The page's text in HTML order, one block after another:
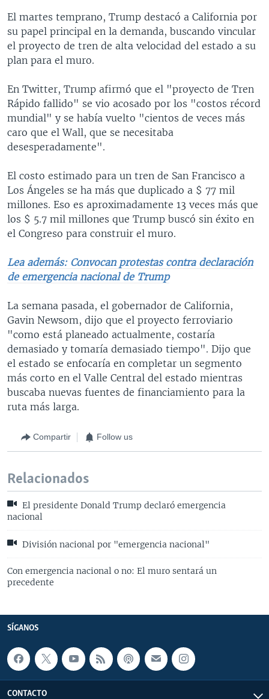
El martes temprano, Trump destacó a California por
su papel principal en la demanda, buscando vincular
el proyecto de tren de alta velocidad del estado a su
plan para el muro.
En Twitter, Trump afirmó que el "proyecto de Tren
Rápido fallido" se vio acosado por los "costos récord
mundial" y se había vuelto "cientos de veces más
caro que el Wall, que se necesitaba
desesperadamente".
El costo estimado para un tren de San Francisco a
Los Ángeles se ha más que duplicado a $ 77 mil
millones. Eso es aproximadamente 13 veces más que
los $ 5.7 mil millones que Trump buscó sin éxito en
el Congreso para construir el muro.
Lea además: Convocan protestas contra declaración
de emergencia nacional de Trump
La semana pasada, el gobernador de California,
Gavin Newsom, dijo que el proyecto ferroviario
"como está planeado actualmente, costaría
demasiado y tomaría demasiado tiempo". Dijo que
el estado se enfocaría en completar un segmento
más corto en el Valle Central del estado mientras
buscaba nuevas fuentes de financiamiento para la
ruta más larga.
Compartir Follow us
Relacionados
El presidente Donald Trump declaró emergencia
nacional
División nacional por "emergencia nacional"
Con emergencia nacional o no: El muro sentará un
precedente
SÍGANOS
CONTACTO